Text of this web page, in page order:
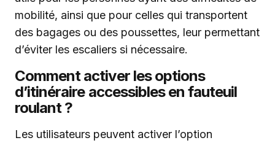
mobilité, ainsi que pour celles qui transportent
des bagages ou des poussettes, leur permettant
d’éviter les escaliers si nécessaire.
Comment activer les options
d’itinéraire accessibles en fauteuil
roulant ?
Les utilisateurs peuvent activer l’option